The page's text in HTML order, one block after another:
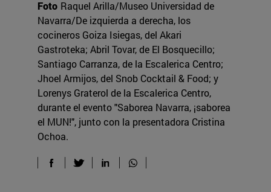
Foto Raquel Arilla/Museo Universidad de
Navarra/De izquierda a derecha, los
cocineros Goiza Isiegas, del Akari
Gastroteka; Abril Tovar, de El Bosquecillo;
Santiago Carranza, de la Escalerica Centro;
Jhoel Armijos, del Snob Cocktail & Food; y
Lorenys Graterol de la Escalerica Centro,
durante el evento "Saborea Navarra, ¡saborea
el MUN!", junto con la presentadora Cristina
Ochoa.